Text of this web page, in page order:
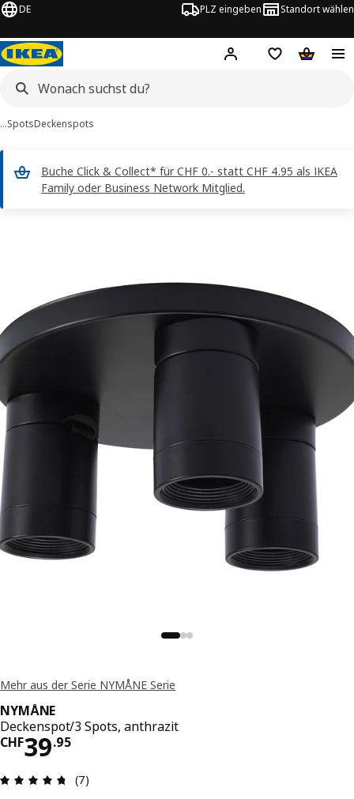
DE PLZ eingeben Standort wählen
Hej! Logge dich ein
Einkaufsliste
…SpotsDeckenspots
Buche Click & Collect* für CHF 0.- statt CHF 4.95 als IKEA
Family oder Business Network Mitglied.
Mehr aus der Serie NYMÅNE Serie
NYMÅNE
Deckenspot/3 Spots, anthrazit
CHF39.95
Preis CHF 39.95
Bewertung: 4.7 von 5 Sterne Anzahl der
(7)